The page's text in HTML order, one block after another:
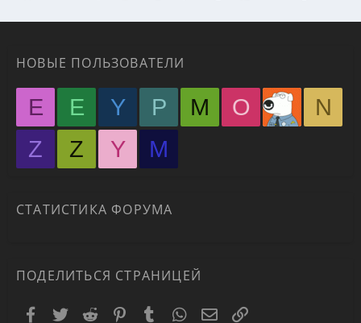
НОВЫЕ ПОЛЬЗОВАТЕЛИ
E E Y P M O
N
Z
Z Y М
СТАТИСТИКА ФОРУМА
ПОДЕЛИТЬСЯ СТРАНИЦЕЙ
Facebook
TwitterReddit PinterestTumblrWhatsAppЭлектронная почта
Ссылка